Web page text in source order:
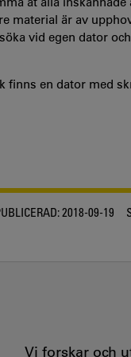
material är av
vid egen dator
finns en dator med
2018-09-19
Vi forskar och